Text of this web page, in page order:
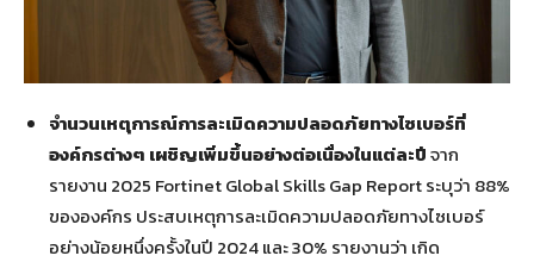
จำนวนเหตุการณ์การละเมิดความปลอดภัยทางไซเบอร์ที่
องค์กรต่างๆ เผชิญเพิ่มขึ้นอย่างต่อเนื่องในแต่ละปีจาก
รายงาน 2025 Fortinet Global Skills Gap Reportระบุว่า 88%
ขององค์กร ประสบเหตุการละเมิดความปลอดภัยทางไซเบอร์
อย่างน้อยหนึ่งครั้งในปี 2024 และ 30% รายงานว่า เกิด